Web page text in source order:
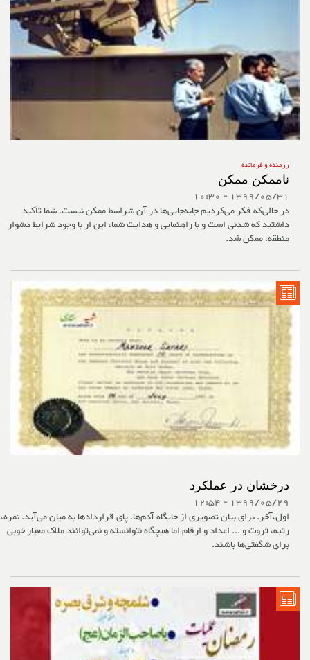
رزمنده و فرمانده
ناممکن ممکن
1399/05/31 - 10:30
در حالی‌که فکر می‌کردیم جابه‌جایی‌‌ها در آن شراسط ممکن نیست، شما تأکید
داشتید که شدنی است و با راهنمایی و هدایت شما، این ار با وجود شرایط دشوار
منطقه، ممکن شد.
درخشان در عملکرد
1399/05/29 - 12:54
اول،آخر. برای بیان تصویری از جایگاه آدم‌ها، پای قراردادها به میان می‌آید. نمره،
رتبه، ثروت و ... اعداد و ارقام اما هیچگاه نتوانسته و نمی‌توانند ملاک معیار خوبی
برای شگفتی‌ها باشند.